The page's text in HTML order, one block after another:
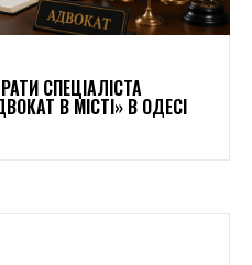
СПЕЦІАЛІСТА
В МІСТІ» В ОДЕСІ